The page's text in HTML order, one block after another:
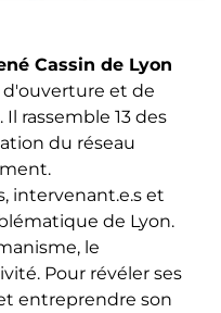
Cassin de Lyon
et de
rassemble 13 des
du réseau
intervenant.e.s et
de Lyon.
le
Pour révéler ses
entreprendre son